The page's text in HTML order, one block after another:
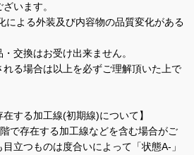
います。
による外装及び内容物の品質変化がある
交換はお受け出来ません。
る場合は以上を必ずご理解頂いた上で
する加工線(初期線)について】
で存在する加工線などを含む場合がご
立つものは度合いによって「状態A-」